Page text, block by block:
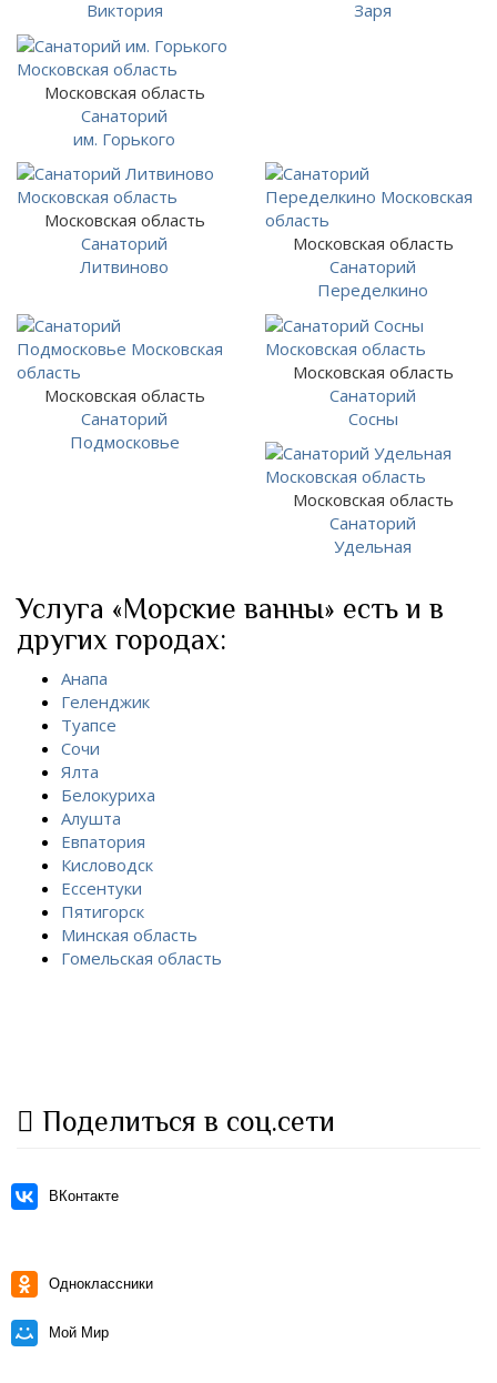
Виктория
Заря
Московская область
Санаторий
им. Горького
Московская область
Санаторий
Литвиново
Московская область
Санаторий
Переделкино
Московская область
Санаторий
Подмосковье
Московская область
Санаторий
Сосны
Московская область
Санаторий
Удельная
Услуга «Морские ванны» есть и в
других городах:
Анапа
Геленджик
Туапсе
Сочи
Ялта
Белокуриха
Алушта
Евпатория
Кисловодск
Ессентуки
Пятигорск
Минская область
Гомельская область
Поделиться в соц.сети
ВКонтакте
Одноклассники
Мой Мир